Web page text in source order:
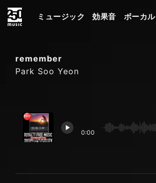
ミュージック 効果音 ボーカル
remember
Park Soo Yeon
0:00